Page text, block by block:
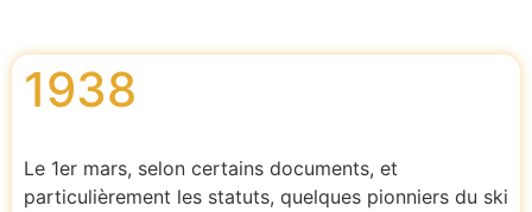
1938
Le 1er mars, selon certains documents, et
particulièrement les statuts, quelques pionniers du ski